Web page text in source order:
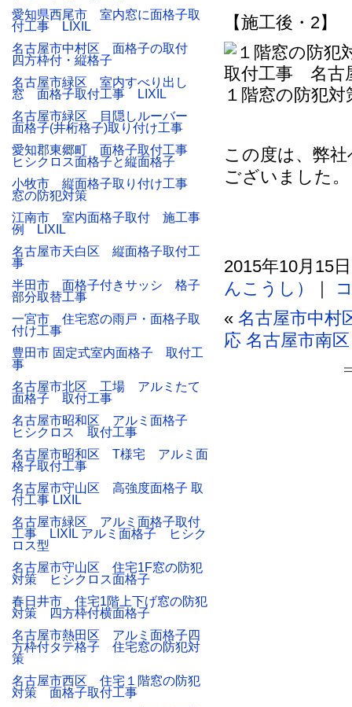
【施工後・2】
１階窓の防犯
この度は、弊
ございました。
2015年10月15
んこうし）
｜
« 名古屋市中
応 名古屋市南
愛知県西尾市 室内窓に面格子取
付工事 LIXIL
名古屋市中村区 面格子の取付
四方枠付・縦格子
名古屋市緑区 室内すべり出し
窓 面格子取付工事 LIXIL
名古屋市緑区 目隠しルーバー
面格子(井桁格子)取り付け工事
愛知郡東郷町 面格子取付工事
ヒシクロス面格子と縦面格子
小牧市 縦面格子取り付け工事
窓の防犯対策
江南市 室内面格子取付 施工事
例 LIXIL
名古屋市天白区 縦面格子取付工
事
半田市 面格子付きサッシ 格子
部分取替工事
一宮市 住宅窓の雨戸・面格子取
付け工事
豊田市 固定式室内面格子 取付工
事
名古屋市北区 工場 アルミたて
面格子 取付工事
名古屋市昭和区 アルミ面格子
ヒシクロス 取付工事
名古屋市昭和区 T様宅 アルミ面
格子取付工事
名古屋市守山区 高強度面格子 取
付工事 LIXIL
名古屋市緑区 アルミ面格子取付
工事 LIXIL アルミ面格子 ヒシク
ロス型
名古屋市守山区 住宅1F窓の防犯
対策 ヒシクロス面格子
春日井市 住宅1階上下げ窓の防犯
対策 四方枠付横面格子
名古屋市熱田区 アルミ面格子四
方枠付タテ格子 住宅窓の防犯対
策
名古屋市西区 住宅１階窓の防犯
対策 面格子取付工事